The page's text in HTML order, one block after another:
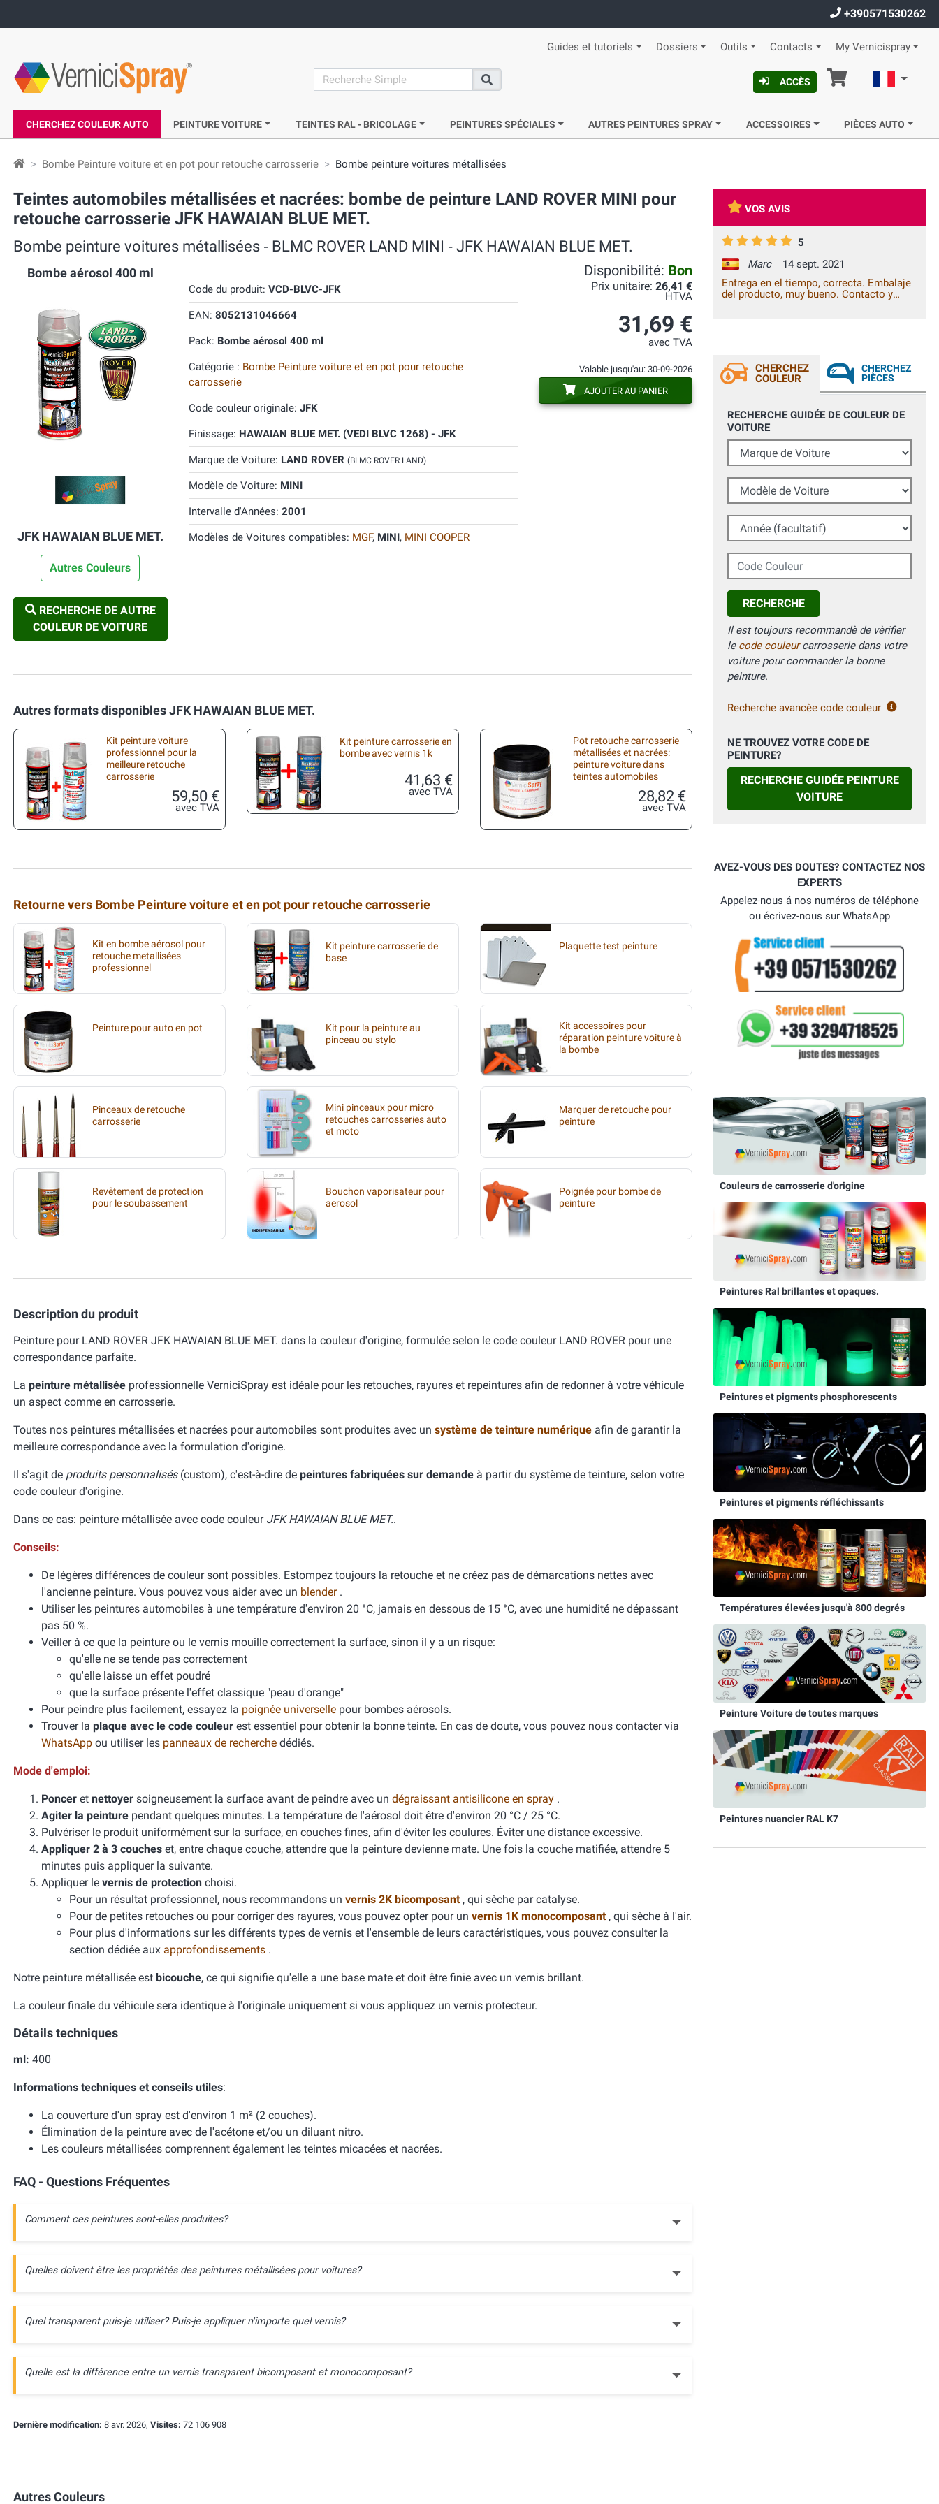
+390571530262
Guides et tutoriels Dossiers Outils Contacts My Vernicispray
search
Recherche
ACCÈS Panier
CHERCHEZ COULEUR AUTO PEINTURE VOITURE TEINTES RAL - BRICOLAGE PEINTURES SPÉCIALES AUTRES PEINTURES SPRAY ACCESSOIRES PIÈCES AUTO
Bombe Peinture voiture et en pot pour retouche carrosserie Bombe peinture voitures métallisées
Teintes automobiles métallisées et nacrées: bombe de peinture LAND ROVER MINI pour
retouche carrosserie JFK HAWAIAN BLUE MET.
Bombe peinture voitures métallisées ‐ BLMC ROVER LAND MINI ‐ JFK HAWAIAN BLUE MET.
Bombe aérosol 400 ml
JFK HAWAIAN BLUE MET.
Autres Couleurs
RECHERCHE DE AUTRE
COULEUR DE VOITURE
Code du produit: VCD-BLVC-JFK
EAN: 8052131046664
Pack: Bombe aérosol 400 ml
Catégorie : Bombe Peinture voiture et en pot pour retouche
carrosserie
Code couleur originale: JFK
Finissage: HAWAIAN BLUE MET. (VEDI BLVC 1268) - JFK
Marque de Voiture: LAND ROVER (BLMC ROVER LAND)
Modèle de Voiture: MINI
Intervalle d'Années: 2001
Modèles de Voitures compatibles: MGF, MINI, MINI COOPER
Disponibilité: Bon
Prix unitaire: 26,41 €
HTVA
31,69 €
avec TVA
Valable jusqu'au: 30-09-2026
AJOUTER AU PANIER
Autres formats disponibles JFK HAWAIAN BLUE MET.
Kit peinture voiture
professionnel pour la
meilleure retouche
carrosserie
59,50 €
avec TVA
Kit peinture carrosserie en
bombe avec vernis 1k
41,63 €
avec TVA
Pot retouche carrosserie
métallisées et nacrées:
peinture voiture dans
teintes automobiles
28,82 €
avec TVA
Retourne vers Bombe Peinture voiture et en pot pour retouche carrosserie
Kit en bombe aérosol pour
retouche metallisées
professionnel
Kit peinture carrosserie de
base
Plaquette test peinture
Peinture pour auto en pot
Kit pour la peinture au
pinceau ou stylo
Kit accessoires pour
réparation peinture voiture à
la bombe
Pinceaux de retouche
carrosserie
Mini pinceaux pour micro
retouches carrosseries auto
et moto
Marquer de retouche pour
peinture
Revêtement de protection
pour le soubassement
Bouchon vaporisateur pour
aerosol
Poignée pour bombe de
peinture
Description du produit
Peinture pour LAND ROVER JFK HAWAIAN BLUE MET. dans la couleur d'origine, formulée selon le code couleur LAND ROVER pour une
correspondance parfaite.
La peinture métallisée professionnelle VerniciSpray est idéale pour les retouches, rayures et repeintures afin de redonner à votre véhicule
un aspect comme en carrosserie.
Toutes nos peintures métallisées et nacrées pour automobiles sont produites avec un système de teinture numérique afin de garantir la
meilleure correspondance avec la formulation d'origine.
Il s'agit de produits personnalisés(custom), c'est-à-dire de peintures fabriquées sur demande à partir du système de teinture, selon votre
code couleur d'origine.
Dans ce cas: peinture métallisée avec code couleur JFK HAWAIAN BLUE MET..
Conseils:
De légères différences de couleur sont possibles. Estompez toujours la retouche et ne créez pas de démarcations nettes avec
l'ancienne peinture. Vous pouvez vous aider avec un blender .
Utiliser les peintures automobiles à une température d'environ 20 °C, jamais en dessous de 15 °C, avec une humidité ne dépassant
pas 50 %.
Veiller à ce que la peinture ou le vernis mouille correctement la surface, sinon il y a un risque:
qu'elle ne se tende pas correctement
qu'elle laisse un effet poudré
que la surface présente l'effet classique "peau d'orange"
Pour peindre plus facilement, essayez la poignée universelle pour bombes aérosols.
Trouver la plaque avec le code couleur est essentiel pour obtenir la bonne teinte. En cas de doute, vous pouvez nous contacter via
WhatsApp ou utiliser les panneaux de recherche dédiés.
Mode d'emploi:
Poncer et nettoyer soigneusement la surface avant de peindre avec un dégraissant antisilicone en spray .
Agiter la peinture pendant quelques minutes. La température de l'aérosol doit être d'environ 20 °C / 25 °C.
Pulvériser le produit uniformément sur la surface, en couches fines, afin d'éviter les coulures. Éviter une distance excessive.
Appliquer 2 à 3 couches et, entre chaque couche, attendre que la peinture devienne mate. Une fois la couche matifiée, attendre 5
minutes puis appliquer la suivante.
Appliquer le vernis de protection choisi.
Pour un résultat professionnel, nous recommandons un vernis 2K bicomposant , qui sèche par catalyse.
Pour de petites retouches ou pour corriger des rayures, vous pouvez opter pour un vernis 1K monocomposant , qui sèche à l'air.
Pour plus d'informations sur les différents types de vernis et l'ensemble de leurs caractéristiques, vous pouvez consulter la
section dédiée aux approfondissements .
Notre peinture métallisée est bicouche, ce qui signifie qu'elle a une base mate et doit être finie avec un vernis brillant.
La couleur finale du véhicule sera identique à l'originale uniquement si vous appliquez un vernis protecteur.
Détails techniques
ml: 400
Informations techniques et conseils utiles:
La couverture d'un spray est d'environ 1 m² (2 couches).
Élimination de la peinture avec de l'acétone et/ou un diluant nitro.
Les couleurs métallisées comprennent également les teintes micacées et nacrées.
FAQ - Questions Fréquentes
Comment ces peintures sont-elles produites?
Quelles doivent être les propriétés des peintures métallisées pour voitures?
Quel transparent puis-je utiliser? Puis-je appliquer n'importe quel vernis?
Quelle est la différence entre un vernis transparent bicomposant et monocomposant?
Dernière modification: 8 avr. 2026, Visites: 72 106 908
Autres Couleurs
VOS AVIS
5
Marc
14 sept. 2021
Entrega en el tiempo, correcta. Embalaje
del producto, muy bueno. Contacto y
CHERCHEZ
COULEUR
CHERCHEZ
PIÈCES
RECHERCHE GUIDÉE DE COULEUR DE
VOITURE
Marque de Voiture
Modèle de Voiture
Année (facultatif)
Code Couleur
RECHERCHE
Il est toujours recommandè de vèrifier
le code couleurcarrosserie dans votre
voiture pour commander la bonne
peinture.
Recherche avancèe code couleur
NE TROUVEZ VOTRE CODE DE
PEINTURE?
RECHERCHE GUIDÉE PEINTURE
VOITURE
AVEZ-VOUS DES DOUTES? CONTACTEZ NOS
EXPERTS
Appelez-nous á nos numéros de téléphone
ou écrivez-nous sur WhatsApp
Couleurs de carrosserie d'origine
Peintures Ral brillantes et opaques.
Peintures et pigments phosphorescents
Peintures et pigments réfléchissants
Températures élevées jusqu'à 800 degrés
Peinture Voiture de toutes marques
Peintures nuancier RAL K7